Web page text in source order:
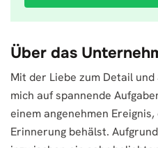
Über das
Mit der Liebe zum Detail
mich auf spannende
einem angenehmen
Erinnerung behälst.